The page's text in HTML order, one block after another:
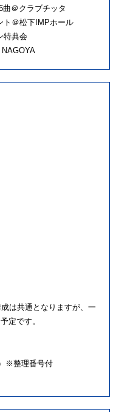
＠クラブチッタ
ト＠松下IMPホール
特典会
は共通となりますが、一
定です。
※整理番号付